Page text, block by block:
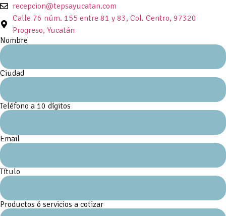
recepcion@tepsayucatan.com
Calle 76 núm. 155 entre 81 y 83, Col. Centro, 97320
Progreso, Yucatán
Nombre
Ciudad
Teléfono a 10 dígitos
Email
Título
Productos ó servicios a cotizar